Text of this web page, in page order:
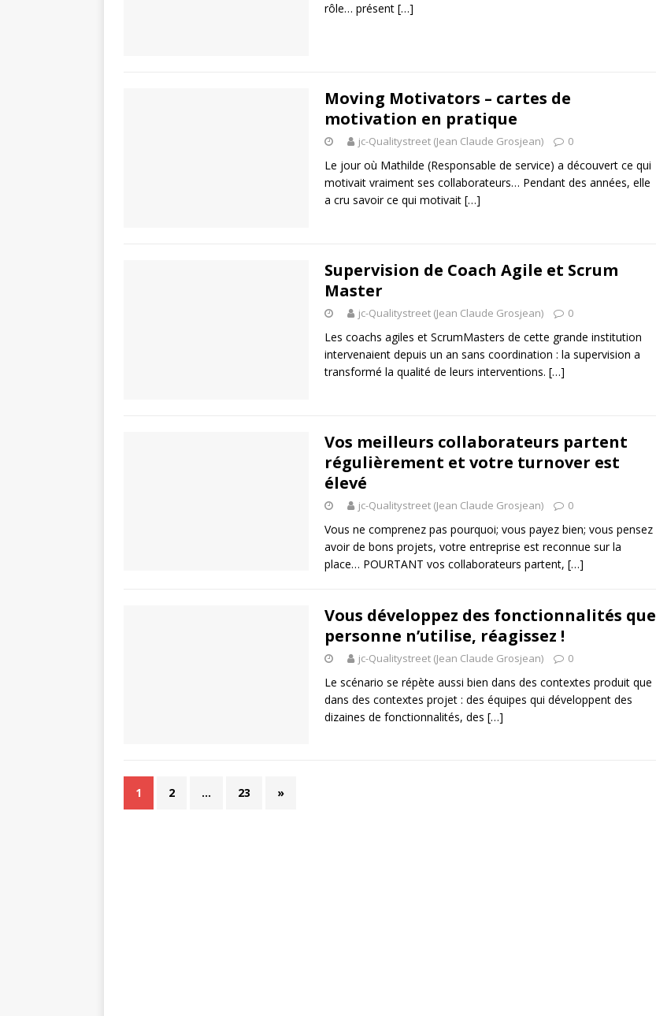
rôle… présent […]
Moving Motivators – cartes de
motivation en pratique
jc-Qualitystreet (Jean Claude Grosjean) 0
Le jour où Mathilde (Responsable de service) a découvert ce qui
motivait vraiment ses collaborateurs… Pendant des années, elle
a cru savoir ce qui motivait […]
Supervision de Coach Agile et Scrum
Master
jc-Qualitystreet (Jean Claude Grosjean) 0
Les coachs agiles et ScrumMasters de cette grande institution
intervenaient depuis un an sans coordination : la supervision a
transformé la qualité de leurs interventions. […]
Vos meilleurs collaborateurs partent
régulièrement et votre turnover est
élevé
jc-Qualitystreet (Jean Claude Grosjean) 0
Vous ne comprenez pas pourquoi; vous payez bien; vous pensez
avoir de bons projets, votre entreprise est reconnue sur la
place… POURTANT vos collaborateurs partent, […]
Vous développez des fonctionnalités que
personne n’utilise, réagissez !
jc-Qualitystreet (Jean Claude Grosjean) 0
Le scénario se répète aussi bien dans des contextes produit que
dans des contextes projet : des équipes qui développent des
dizaines de fonctionnalités, des […]
1 2 … 23 »